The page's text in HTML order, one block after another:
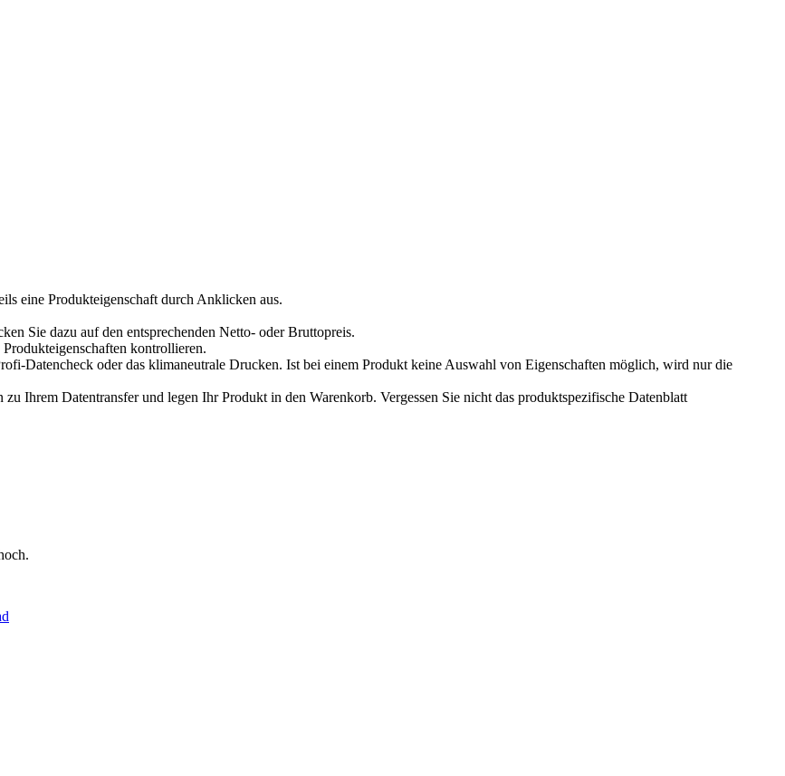
eine Produkteigenschaft durch Anklicken aus.
Sie dazu auf den entsprechenden Netto- oder Bruttopreis.
kontrollieren.
Datencheck oder das klimaneutrale Drucken. Ist bei einem Produkt keine Auswahl von Eigenschaften möglich, wird nur die
Ihrem Datentransfer und legen Ihr Produkt in den Warenkorb. Vergessen Sie nicht das produktspezifische Datenblatt